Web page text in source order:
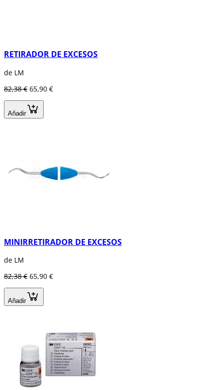
RETIRADOR DE EXCESOS
de LM
82,38 € 65,90 €
Añadir
MINIRRETIRADOR DE EXCESOS
de LM
82,38 € 65,90 €
Añadir